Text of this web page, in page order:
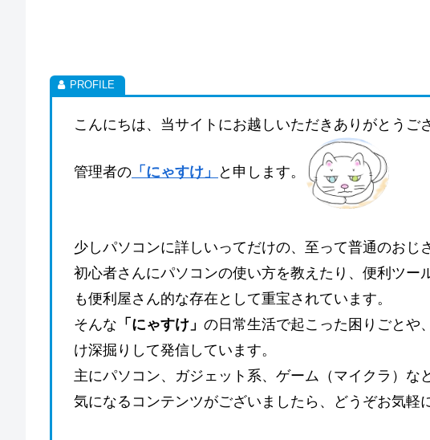
こんにちは、当サイトにお越しいただきありがとうご
管理者の 「にゃすけ」 と申します。
少しパソコンに詳しいってだけの、至って普通のおじ
初心者さんにパソコンの使い方を教えたり、便利ツー
も便利屋さん的な存在として重宝されています。
そんな 「にゃすけ」 の日常生活で起こった困りごとや
け深掘りして発信しています。
主にパソコン、ガジェット系、ゲーム（マイクラ）など
気になるコンテンツがございましたら、どうぞお気軽